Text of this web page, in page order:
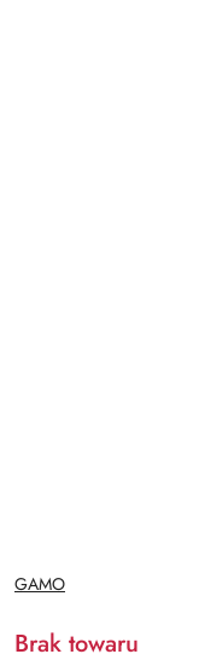
NAZWA
PRODUCENTA:
GAMO
Brak towaru